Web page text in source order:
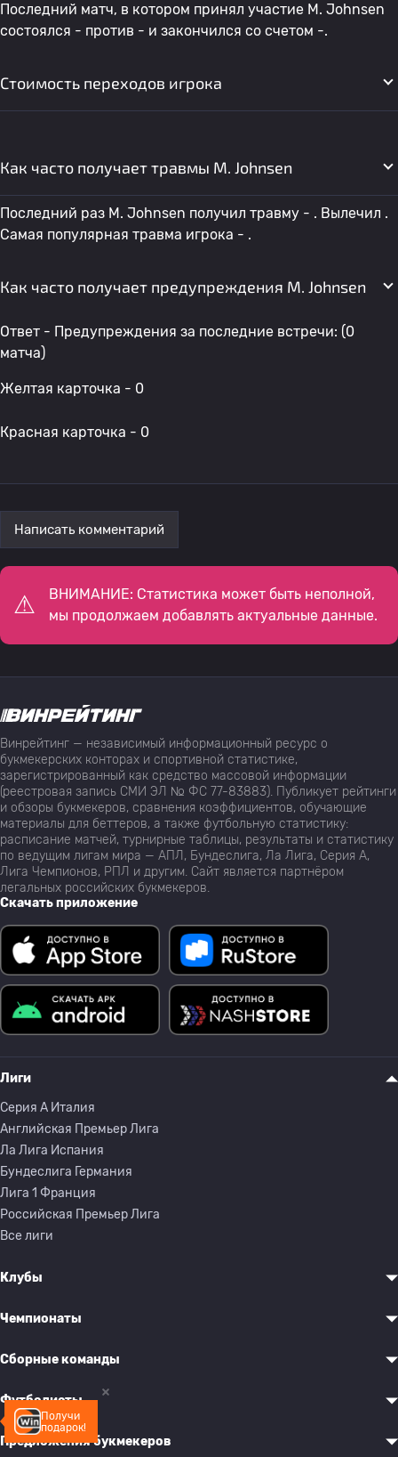
Последний матч, в котором принял участие M. Johnsen
состоялся - против - и закончился со счетом -.
Стоимость переходов игрока
Как часто получает травмы M. Johnsen
Последний раз M. Johnsen получил травму - . Вылечил .
Самая популярная травма игрока - .
Как часто получает предупреждения M. Johnsen
Ответ - Предупреждения за последние встречи: (0
матча)
Желтая карточка - 0
Красная карточка - 0
Написать комментарий
ВНИМАНИЕ: Статистика может быть неполной,
мы продолжаем добавлять актуальные данные.
Получи
подарок!
Винрейтинг — независимый информационный ресурс о
букмекерских конторах и спортивной статистике,
зарегистрированный как средство массовой информации
(реестровая запись СМИ ЭЛ № ФС 77-83883). Публикует рейтинги
и обзоры букмекеров, сравнения коэффициентов, обучающие
материалы для беттеров, а также футбольную статистику:
расписание матчей, турнирные таблицы, результаты и статистику
по ведущим лигам мира — АПЛ, Бундеслига, Ла Лига, Серия А,
Лига Чемпионов, РПЛ и другим. Сайт является партнёром
легальных российских букмекеров.
Скачать приложение
Лиги
Серия A Италия
Английская Премьер Лига
Ла Лига Испания
Бундеслига Германия
Лига 1 Франция
Российская Премьер Лига
Все лиги
Клубы
Чемпионаты
Сборные команды
Футболисты
Предложения букмекеров